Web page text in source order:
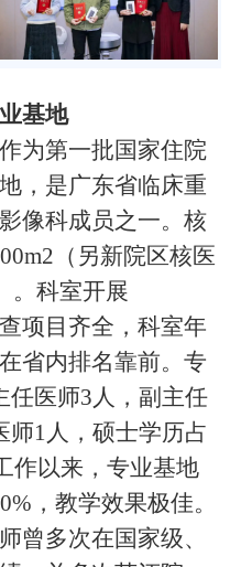
基地
为第一批国家住院
，是广东省临床重
像科成员之一。核
（另新院区核医
。科室开展
项目齐全，科室年
省内排名靠前。专
任医师3人，副主任
师1人，硕士学历占
作以来，专业基地
，教学效果极佳。
曾多次在国家级、